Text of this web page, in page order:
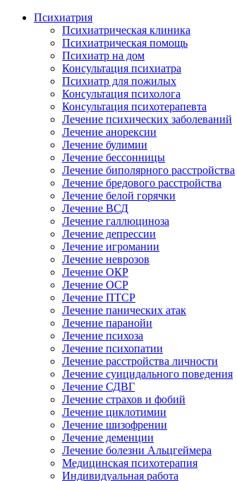
Психиатрия
Психиатрическая клиника
Психиатрическая помощь
Психиатр на дом
Консультация психиатра
Психиатр для пожилых
Консультация психолога
Консультация психотерапевта
Лечение психических заболеваний
Лечение анорексии
Лечение булимии
Лечение бессонницы
Лечение биполярного расстройства
Лечение бредового расстройства
Лечение белой горячки
Лечение ВСД
Лечение галлюциноза
Лечение депрессии
Лечение игромании
Лечение неврозов
Лечение ОКР
Лечение ОСР
Лечение ПТСР
Лечение панических атак
Лечение паранойи
Лечение психоза
Лечение психопатии
Лечение расстройства личности
Лечение суицидального поведения
Лечение СДВГ
Лечение страхов и фобий
Лечение циклотимии
Лечение шизофрении
Лечение деменции
Лечение болезни Альцгеймера
Медицинская психотерапия
Индивидуальная работа